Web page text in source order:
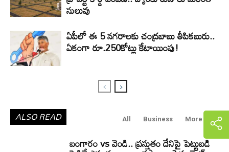
సులువు
ఏపీలో ఈ 5 నగరాలకు చంద్రబాబు తీపికబురు..
ఏకంగా రూ.250కోట్లు కేటాయింపు!
ALSO READ All Business More
బంగారం vs వెండి.. ప్రస్తుతం దేనిపై పెట్టుబడి